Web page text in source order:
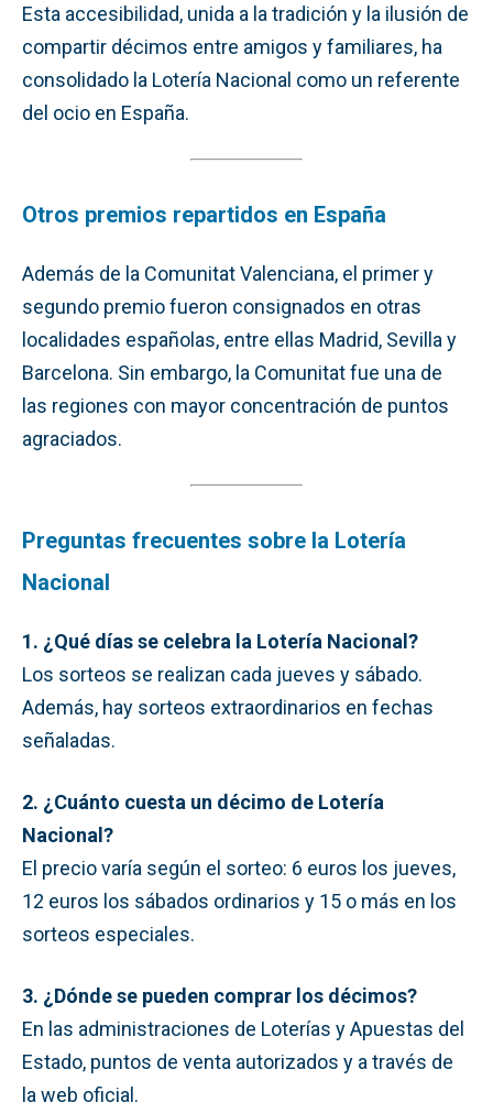
Esta accesibilidad, unida a la tradición y la ilusión de
compartir décimos entre amigos y familiares, ha
consolidado la Lotería Nacional como un referente
del ocio en España.
Otros premios repartidos en España
Además de la Comunitat Valenciana, el primer y
segundo premio fueron consignados en otras
localidades españolas, entre ellas Madrid, Sevilla y
Barcelona. Sin embargo, la Comunitat fue una de
las regiones con mayor concentración de puntos
agraciados.
Preguntas frecuentes sobre la Lotería
Nacional
1. ¿Qué días se celebra la Lotería Nacional?
Los sorteos se realizan cada jueves y sábado.
Además, hay sorteos extraordinarios en fechas
señaladas.
2. ¿Cuánto cuesta un décimo de Lotería
Nacional?
El precio varía según el sorteo: 6 euros los jueves,
12 euros los sábados ordinarios y 15 o más en los
sorteos especiales.
3. ¿Dónde se pueden comprar los décimos?
En las administraciones de Loterías y Apuestas del
Estado, puntos de venta autorizados y a través de
la web oficial.